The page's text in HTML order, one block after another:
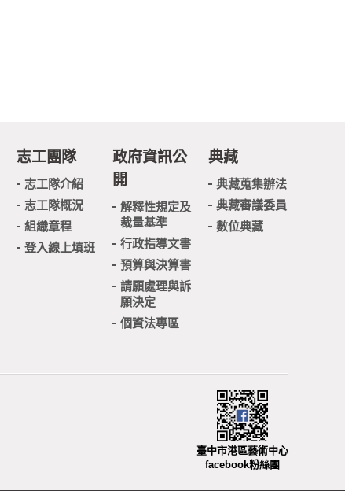
志工團隊
志工隊介紹
志工隊概況
組織章程
登入線上填班
政府資訊公
開
解釋性規定及
裁量基準
行政指導文書
預算與決算書
請願處理與訴
願決定
個資法專區
典藏
典藏蒐集辦法
典藏審議委員
數位典藏
臺中市港區藝術中心
facebook粉絲團